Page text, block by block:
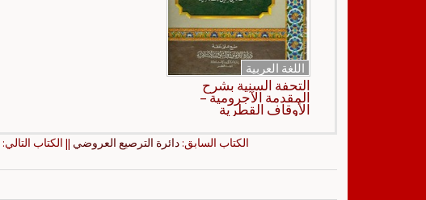
اللغة العربية
التحفة السنية بشرح
المقدمة الآجرومية –
الأوقاف القطرية
الكتاب السابق:دائرة الترصيع العروضي || الكتاب التالي: